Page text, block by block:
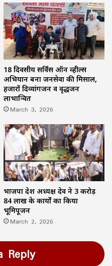
18 दिवसीय सर्विस ऑन व्हील्स
अभियान बना जनसेवा की मिसाल,
हजारों दिव्यांगजन व वृद्धजन
लाभान्वित
March 3, 2026
भाजपा प्रदेश अध्यक्ष देव ने 3 करोड़
84 लाख के कार्यों का किया
भूमिपूजन
March 2, 2026
Reply